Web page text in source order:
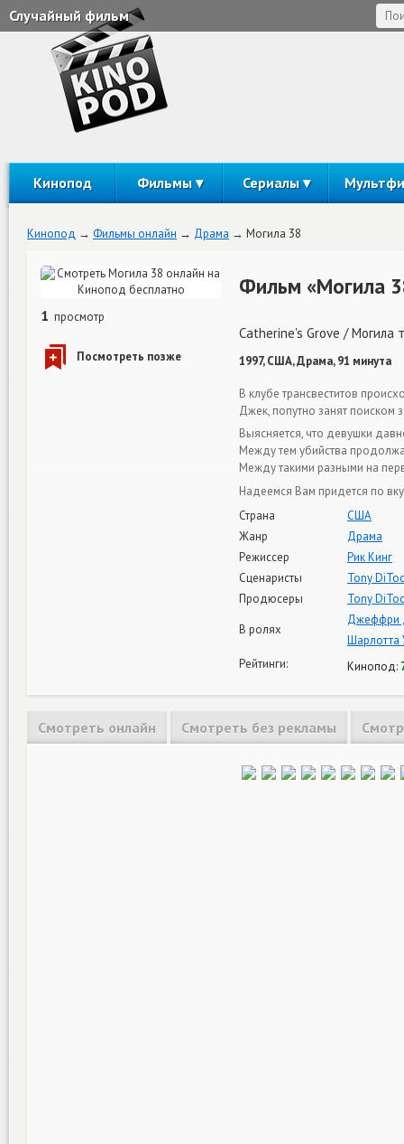
Случайный фильм
Кинопод Фильмы Сериалы
Кинопод Фильмы онлайн Драма Могила 38
1 просмотр
Фильм «Могила
Catherine's Grove / Могила
1997, США, Драма, 91 минута
В клубе трансвеститов
Джек, попутно занят поиском
Выясняется, что девушки
Между тем убийства
Между такими разными на
Надеемся Вам придется по
Страна
США
Жанр
Драма
Режиссер
Рик Кинг
Сценаристы
Tony
Продюсеры
Tony
В ролях
Джеффри
Шарлотта
Рейтинги:
Кинопод:
Смотреть онлайн Смотреть без рекламы